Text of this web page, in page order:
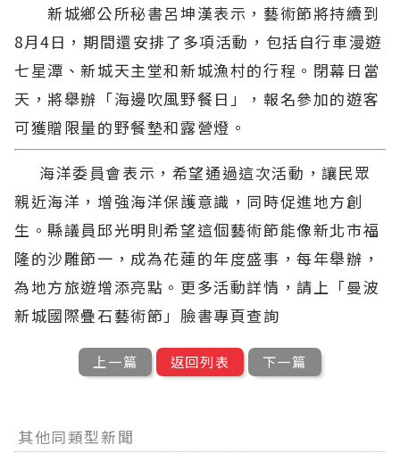
新城鄉公所秘書呂坤漢表示，藝術節將持續到
8月4日，期間還安排了多項活動，包括自行車漫遊
七星潭、新城天主堂和新城漁村的行程。閉幕日當
天，將舉辦「海邊吹風野餐日」，報名參加的遊客
可獲贈限量的野餐墊和露營燈。
海洋委員會表示，希望通過這次活動，讓民眾
親近海洋，增強海洋保護意識，同時促進地方創
生。縣議員邱光明則希望這個藝術節能像新北市福
隆的沙雕節一，成為花蓮的年度盛事，每年舉辦，
為地方旅遊增添亮點。更多活動詳情，請上「曼波
新城國際疊石藝術節」臉書專頁查詢
上一篇 返回列表 下一篇
其他同類型新聞